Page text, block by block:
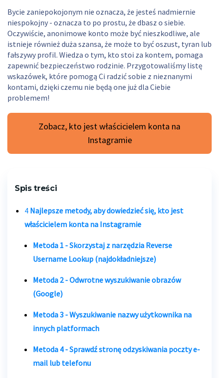
Bycie zaniepokojonym nie oznacza, że jesteś nadmiernie
niespokojny - oznacza to po prostu, że dbasz o siebie.
Oczywiście, anonimowe konto może być nieszkodliwe, ale
istnieje również duża szansa, że może to być oszust, tyran lub
fałszywy profil. Wiedza o tym, kto stoi za kontem, pomaga
zapewnić bezpieczeństwo rodzinie. Przygotowaliśmy listę
wskazówek, które pomogą Ci radzić sobie z nieznanymi
kontami, dzięki czemu nie będą one już dla Ciebie
problemem!
Zobacz, kto jest właścicielem konta na
Instagramie
Spis treści
4 Najlepsze metody, aby dowiedzieć się, kto jest
właścicielem konta na Instagramie
Metoda 1 - Skorzystaj z narzędzia Reverse
Username Lookup (najdokładniejsze)
Metoda 2 - Odwrotne wyszukiwanie obrazów
(Google)
Metoda 3 - Wyszukiwanie nazwy użytkownika na
innych platformach
Metoda 4 - Sprawdź stronę odzyskiwania poczty e-
mail lub telefonu